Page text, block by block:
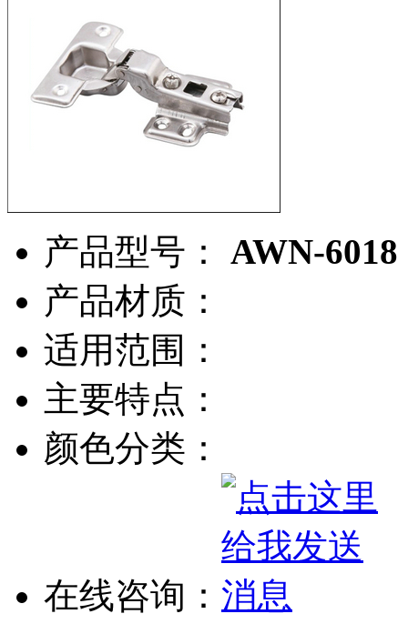
产品型号：
AWN-6018
产品材质：
适用范围：
主要特点：
颜色分类：
在线咨询：